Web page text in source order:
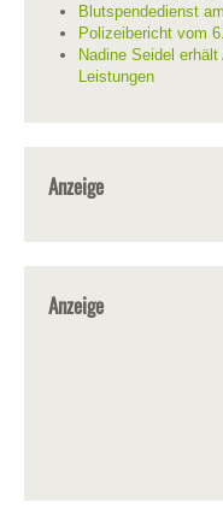
Blutspendedienst
Polizeibericht vom
Nadine Seidel
Leistungen
Anzeige
Anzeige